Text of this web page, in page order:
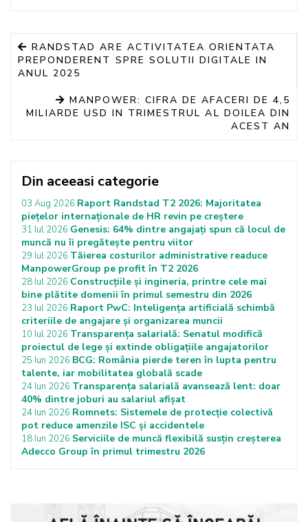
RANDSTAD ARE ACTIVITATEA ORIENTATA
PREPONDERENT SPRE SOLUTII DIGITALE IN
ANUL 2025
MANPOWER: CIFRA DE AFACERI DE 4,5
MILIARDE USD IN TRIMESTRUL AL DOILEA DIN
ACEST AN
Din aceeasi categorie
03 Aug 2026 Raport Randstad T2 2026: Majoritatea
piețelor internaționale de HR revin pe creștere
31 Iul 2026 Genesis: 64% dintre angajați spun că locul de
muncă nu îi pregătește pentru viitor
29 Iul 2026 Tăierea costurilor administrative readuce
ManpowerGroup pe profit în T2 2026
28 Iul 2026 Construcțiile și ingineria, printre cele mai
bine plătite domenii în primul semestru din 2026
23 Iul 2026 Raport PwC: Inteligența artificială schimbă
criteriile de angajare și organizarea muncii
10 Iul 2026 Transparența salarială: Senatul modifică
proiectul de lege și extinde obligațiile angajatorilor
25 Iun 2026 BCG: România pierde teren în lupta pentru
talente, iar mobilitatea globală scade
24 Iun 2026 Transparența salarială avansează lent: doar
40% dintre joburi au salariul afișat
24 Iun 2026 Romnets: Sistemele de protecție colectivă
pot reduce amenzile ISC și accidentele
18 Iun 2026 Serviciile de muncă flexibilă susțin creșterea
Adecco Group în primul trimestru 2026